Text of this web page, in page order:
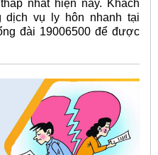
nhất hiện nay. Khách
dịch vụ ly hôn nhanh tại
đài 19006500 để được